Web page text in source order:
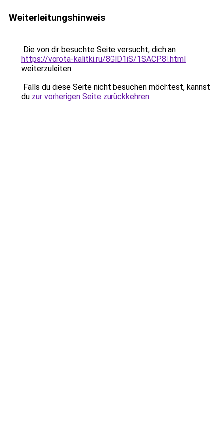
Weiterleitungshinweis
Die von dir besuchte Seite versucht, dich an
https://vorota-kalitki.ru/8GlD1iS/1SACP8I.html
weiterzuleiten.
Falls du diese Seite nicht besuchen möchtest, kannst
du zur vorherigen Seite zurückkehren.